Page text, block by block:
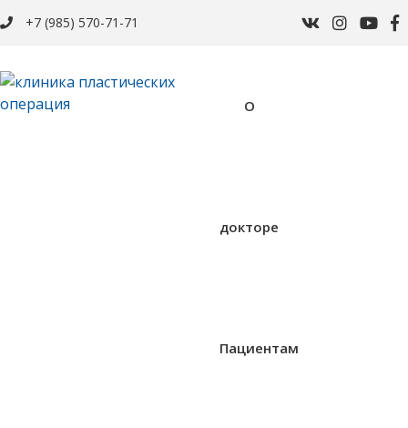
+7 (985) 570-71-71
О
докторе
Пациентам